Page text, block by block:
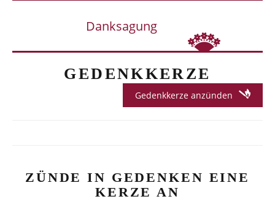
Danksagung
GEDENKKERZE
Gedenkkerze anzünden
ZÜNDE IN GEDENKEN EINE
KERZE AN